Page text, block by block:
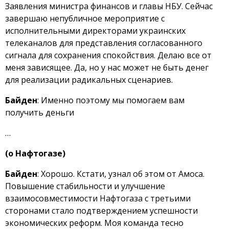
Заявления министра финансов и главы НБУ. Сейчас
завершаю непубличное мероприятие с
исполнительными директорами украинских
телеканалов для представления согласованного
сигнала для сохранения спокойствия. Делаю все от
меня зависящее. Да, но у нас может не быть денег
для реализации радикальных сценариев.
Байден: Именно поэтому мы помогаем вам
получить деньги
…
(о Нафтогазе)
Байден: Хорошо. Кстати, узнал об этом от Амоса.
Повышение стабильности и улучшение
взаимосовместимости Нафтогаза с третьими
сторонами стало подтверждением успешности
экономических реформ. Моя команда тесно